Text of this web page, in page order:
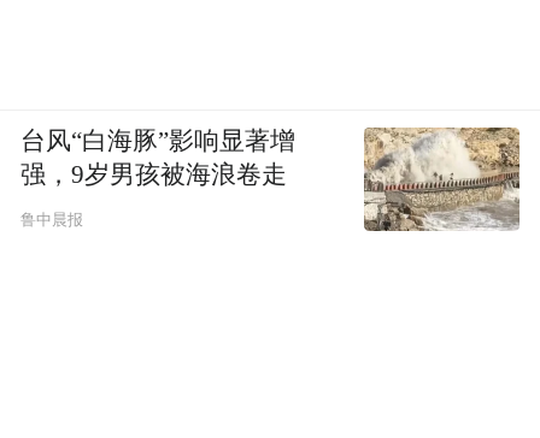
台风“白海豚”影响显著增
强，9岁男孩被海浪卷走
鲁中晨报